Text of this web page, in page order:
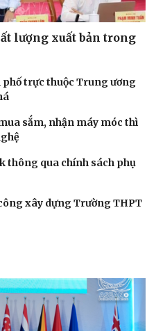
lượng xuất bản trong
phố trực thuộc Trung ương
sắm, nhận máy móc thì
thông qua chính sách phụ
xây dựng Trường THPT